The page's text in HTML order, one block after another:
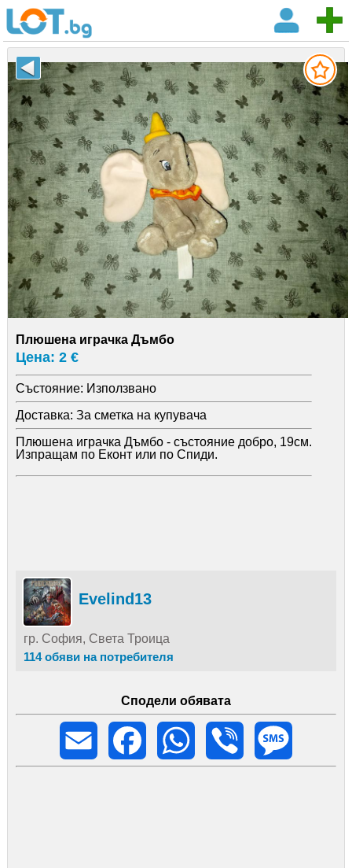
Плюшена играчка Дъмбо
Цена: 2 €
Състояние: Използвано
Доставка: За сметка на купувача
Плюшена играчка Дъмбо - състояние добро, 19см.
Изпращам по Еконт или по Спиди.
Evelind13
гр. София, Света Троица
114 обяви на потребителя
Сподели обявата
Email
Facebook WhatsApp Viber